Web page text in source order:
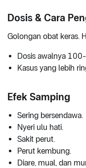
Dosis & Cara
Golongan obat keras.
Dosis awalnya
Kasus yang lebih
Efek Samping
Sering bersendawa.
Nyeri ulu hati.
Sakit perut.
Perut kembung.
Diare, mual, dan